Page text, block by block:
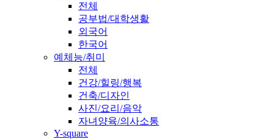
전체
공부법/대학생활
외국어
한국어
예체능/취미
전체
건강/힐링/행복
건축/디자인
사진/요리/음악
자녀양육/의사소통
Y-square